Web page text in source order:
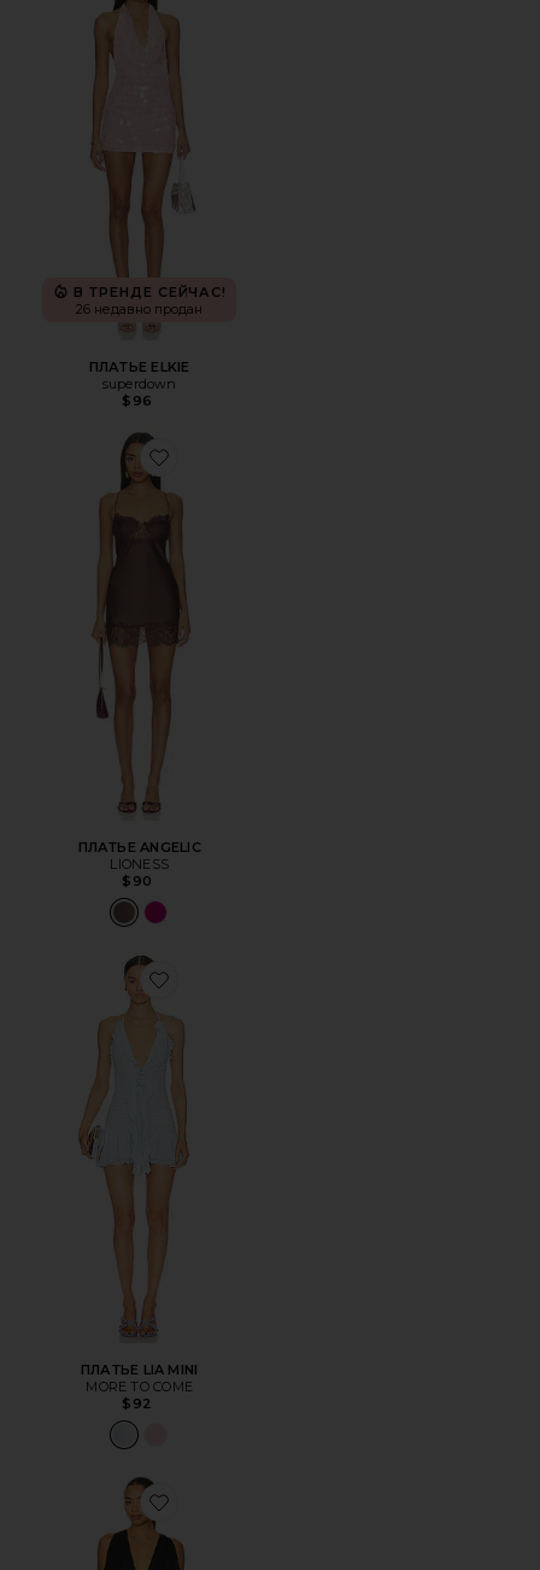
В ТРЕНДЕ СЕЙЧАС!
26 недавно продан
ПЛАТЬЕ ELKIE
superdown
$96
Favorite ПЛАТЬЕ ANGELIC
ПЛАТЬЕ ANGELIC
LIONESS
$90
Favorite ПЛАТЬЕ LIA MINI
ПЛАТЬЕ LIA MINI
MORE TO COME
$92
Favorite ПЛАТЬЕ THE SAROJA